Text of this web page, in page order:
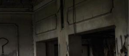
PROCEEDINGS PUBBLICITÀ
SOCIAL MEDIA